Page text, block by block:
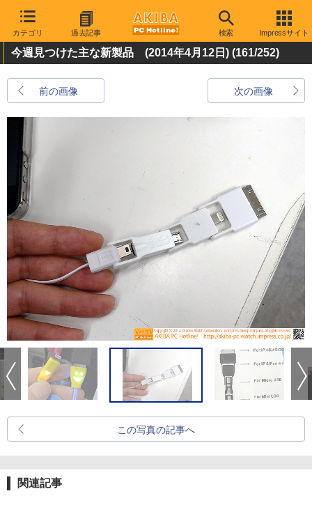
カテゴリ 過去記事 検索 Impressサイト
今週見つけた主な新製品 (2014年4月12日) (161/252)
前の画像 次の画像
この写真の記事へ
関連記事